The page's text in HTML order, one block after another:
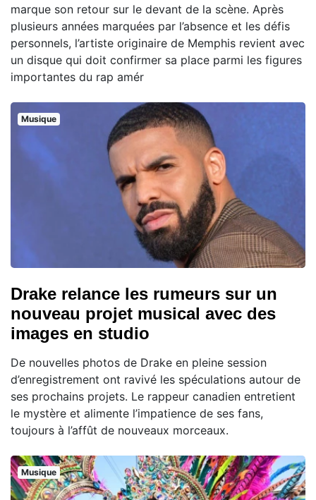
marque son retour sur le devant de la scène. Après
plusieurs années marquées par l’absence et les défis
personnels, l’artiste originaire de Memphis revient avec
un disque qui doit confirmer sa place parmi les figures
importantes du rap amér
Musique
Drake relance les rumeurs sur un
nouveau projet musical avec des
images en studio
De nouvelles photos de Drake en pleine session
d’enregistrement ont ravivé les spéculations autour de
ses prochains projets. Le rappeur canadien entretient
le mystère et alimente l’impatience de ses fans,
toujours à l’affût de nouveaux morceaux.
Musique